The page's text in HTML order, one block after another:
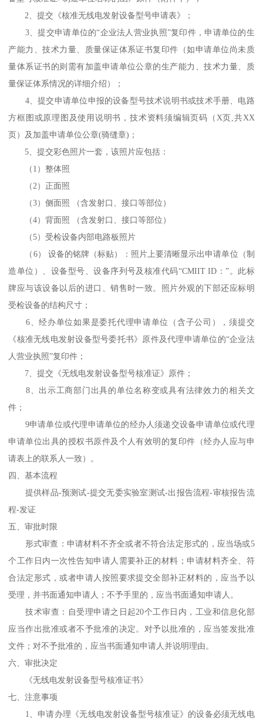
2、提交《核准无线电发射设备型号申请表》；
3、提交申请单位的“企业法人营业执照”复印件，申请单位的生
产能力、技术力量、质量保证体系证书复印件（如申请单位尚未质
量体系证书的则需有加盖申请单位公章的生产能力、技术力量、质
量保证体系情况的详细介绍）；
4、提交申请单位申报的设备型号技术说明书或技术手册、电路
方框图或原理图及使用说明书，技术资料须编辑页码（X页,共XX
页）及加盖申请单位公章(骑缝章)；
5、提交彩色照片一套，该照片应包括：
（1）整体照
（2）正面照
（3）侧面照 （含发射口、接口等部位）
（4）背面照 （含发射口、接口等部位）
（5）受检设备内部电路板照片
（6） 设备的铭牌（标贴）：照片上要清晰显示出申请单位（制
造单位）、设备型号、设备序列号及核准代码“CMIIT ID：”。此标
牌应与该设备以后的进口、销售时一致。照片外观的下部还应标明
受检设备的结构尺寸；
6、经办单位如果是委托代理申请单位（含子公司），须提交
《核准无线电发射设备型号委托书》原件及代理申请单位的“企业法
人营业执照”复印件；
7、提交《无线电发射设备型号核准证》原件；
8、出示工商部门出具的单位名称变或具有法律效力的相关文
件；
9申请单位或代理申请单位的经办人须递交设备申请单位或代理
申请单位出具的授权书原件及个人有效明的复印件（经办人应与申
请表上的联系人一致）。
四、基本流程
提供样品-预测试-提交无委实验室测试-出报告流程-审核报告流
程-发证
五、审批时限
形式审查：申请材料不齐全或者不符合法定形式的，应当场或5
个工作日内一次性告知申请人需要补正的材料；申请材料齐全、符
合法定形式，或者申请人按照要求提交全部补正材料的，应当予以
受理，并书面通知申请人；不予手里的，应当书面通知申请人。
技术审查：自受理申请之日起20个工作日内，工业和信息化部
应当作出批准或者不予批准的决定。对予以批准的，应当签发批准
文件；对不予批准的，应当书面通知申请人并说明理由。
六、审批决定
《无线电发射设备型号核准证书》
七、注意事项
1、申请办理《无线电发射设备型号核准证》的设备必须无线电